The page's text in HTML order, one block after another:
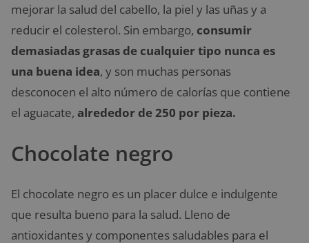
mejorar la salud del cabello, la piel y las uñas y a
reducir el colesterol. Sin embargo, consumir
demasiadas grasas de cualquier tipo nunca es
una buena idea, y son muchas personas
desconocen el alto número de calorías que contiene
el aguacate, alrededor de 250 por pieza.
Chocolate negro
El chocolate negro es un placer dulce e indulgente
que resulta bueno para la salud. Lleno de
antioxidantes y componentes saludables para el